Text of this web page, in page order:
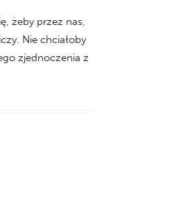
żeby przez nas,
Nie chciałoby
zjednoczenia z